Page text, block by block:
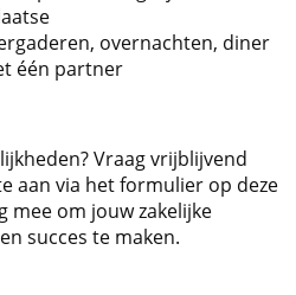
overnachten, diner
één partner
Vraag vrijblijvend
aan via het formulier op deze
mee om jouw zakelijke
succes te maken.